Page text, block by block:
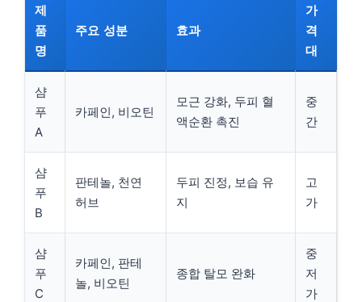
제
품
명
주요 성분 효과
가
격
대
샴
푸
A
카페인, 비오틴
모근 강화, 두피 혈
액순환 촉진
중
간
샴
푸
B
판테놀, 천연
허브
두피 진정, 보습 유
지
고
가
샴
푸
C
카페인, 판테
놀, 비오틴
종합 탈모 완화
중
저
가